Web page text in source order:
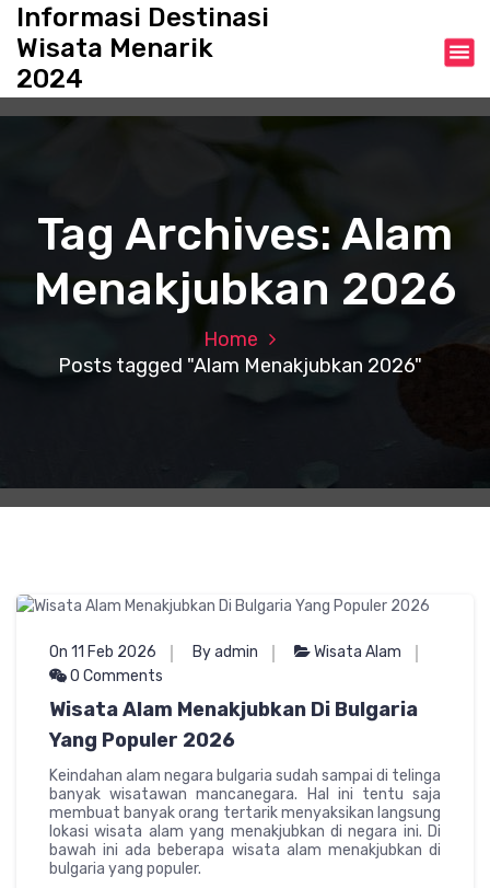
Informasi Destinasi
Wisata Menarik
2024
Tag Archives: Alam
Menakjubkan 2026
Home
Posts tagged "Alam Menakjubkan 2026"
On 11 Feb 2026 By admin
Wisata Alam
0 Comments
Wisata Alam Menakjubkan Di Bulgaria
Yang Populer 2026
Keindahan alam negara bulgaria sudah sampai di telinga
banyak wisatawan mancanegara. Hal ini tentu saja
membuat banyak orang tertarik menyaksikan langsung
lokasi wisata alam yang menakjubkan di negara ini. Di
bawah ini ada beberapa wisata alam menakjubkan di
bulgaria yang populer.